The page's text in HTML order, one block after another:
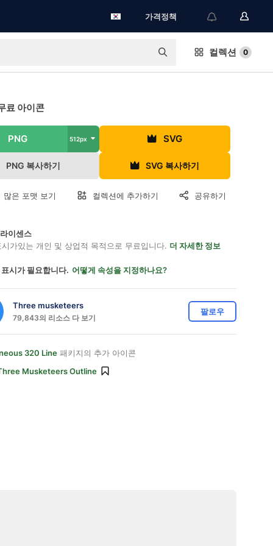
가격정책
컬렉션 0
료 아이콘
PNG 512px SVG
PNG 복사하기 SVG 복사하기
많은 포맷 보기 컬렉션에 추가하기 공유하기
이센스
가있는 개인 및 상업적 목적으로 무료입니다. 더 자세한 정보
시가 필요합니다. 어떻게 속성을 지정하나요?
Three musketeers
79,843의 리소스 다 보기
팔로우
320 Line 패키지의 추가 아이콘
Musketeers Outline